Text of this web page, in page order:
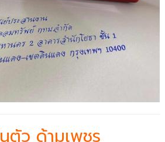
ตัว ด้ามเพชร